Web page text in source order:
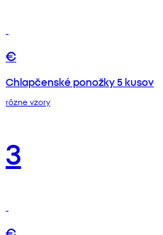
€
Chlapčenské ponožky 5 kusov
rôzne vzory
3